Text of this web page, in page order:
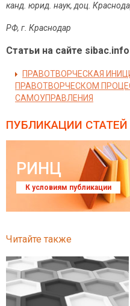
канд. юрид. наук, доц.
РФ, г. Краснодар
Статьи на сайте sibac.info
ПРАВОТВОРЧЕСКАЯ
ПРАВОТВОРЧЕСКОМ
САМОУПРАВЛЕНИЯ
ПУБЛИКАЦИИ СТАТЕЙ
РИНЦ
К условиям публикации
Читайте также